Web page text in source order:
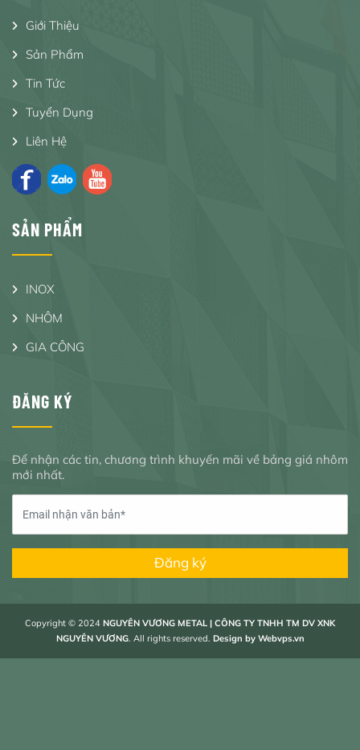
Giới Thiệu
Sản Phẩm
Tin Tức
Tuyển Dụng
Liên Hệ
SẢN PHẨM
INOX
NHÔM
GIA CÔNG
ĐĂNG KÝ
Để nhận các tin, chương trình khuyến mãi về bảng giá nhôm
mới nhất.
Đăng ký
Copyright © 2024 NGUYÊN VƯƠNG METAL | CÔNG TY TNHH TM DV XNK
NGUYÊN VƯƠNG. All rights reserved. Design by Webvps.vn